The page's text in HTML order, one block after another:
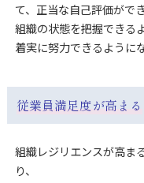
て、正当な自己評価がで
組織の状態を把握できる
着実に努力できるように
従業員満足度が高まる
組織レジリエンスが高ま
り、